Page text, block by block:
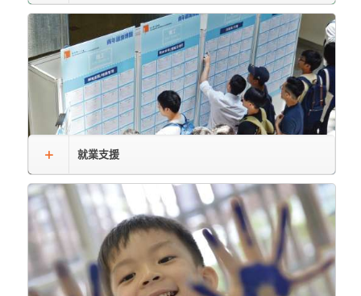
就業支援